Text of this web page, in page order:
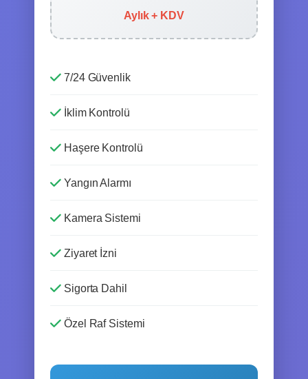
Aylık + KDV
7/24 Güvenlik
İklim Kontrolü
Haşere Kontrolü
Yangın Alarmı
Kamera Sistemi
Ziyaret İzni
Sigorta Dahil
Özel Raf Sistemi